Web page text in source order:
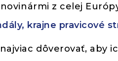
z celej
krajne pravicové
dôverovať, aby